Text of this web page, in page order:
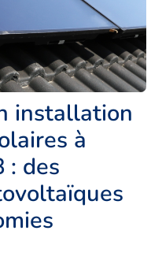
installation
à
: des